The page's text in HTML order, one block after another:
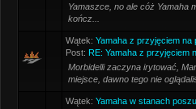
Yamaszce, no ale cóż Yamaha
kończ...
Wątek: Yamaha z przyjęciem
Post: RE: Yamaha z przyjęciem
Morbidelli zaczyna irytować,
miejsce, dawno tego nie
Wątek: Yamaha w stanach